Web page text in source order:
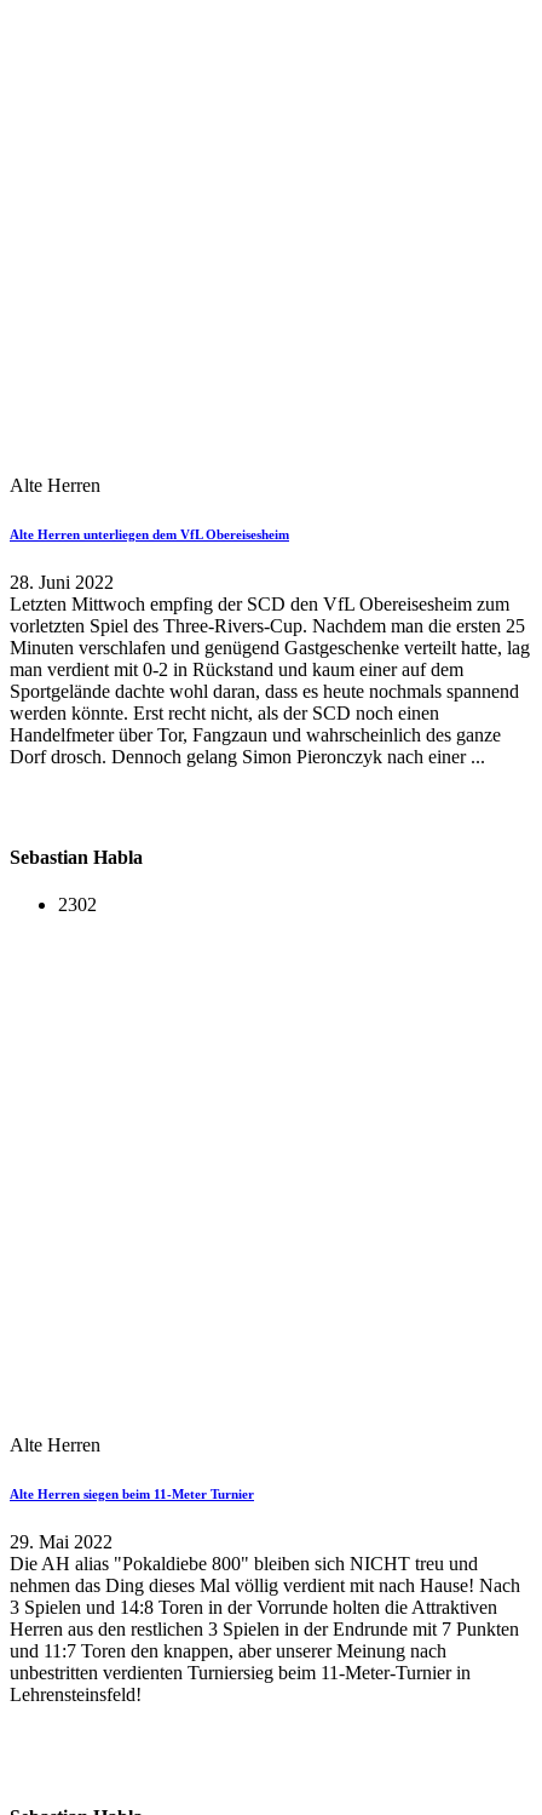
Alte Herren
Alte Herren unterliegen dem VfL Obereisesheim
28. Juni 2022
Letzten Mittwoch empfing der SCD den VfL Obereisesheim zum
vorletzten Spiel des Three-Rivers-Cup. Nachdem man die ersten 25
Minuten verschlafen und genügend Gastgeschenke verteilt hatte, lag
man verdient mit 0-2 in Rückstand und kaum einer auf dem
Sportgelände dachte wohl daran, dass es heute nochmals spannend
werden könnte. Erst recht nicht, als der SCD noch einen
Handelfmeter über Tor, Fangzaun und wahrscheinlich des ganze
Dorf drosch. Dennoch gelang Simon Pieronczyk nach einer ...
Sebastian Habla
2302
Alte Herren
Alte Herren siegen beim 11-Meter Turnier
29. Mai 2022
Die AH alias "Pokaldiebe 800" bleiben sich NICHT treu und
nehmen das Ding dieses Mal völlig verdient mit nach Hause! Nach
3 Spielen und 14:8 Toren in der Vorrunde holten die Attraktiven
Herren aus den restlichen 3 Spielen in der Endrunde mit 7 Punkten
und 11:7 Toren den knappen, aber unserer Meinung nach
unbestritten verdienten Turniersieg beim 11-Meter-Turnier in
Lehrensteinsfeld!